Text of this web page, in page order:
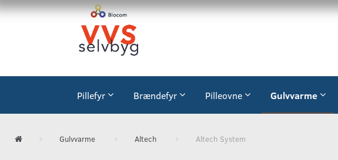
Pillefyr Brændefyr Pilleovne Gulvvarme
Gulvvarme Altech Altech System